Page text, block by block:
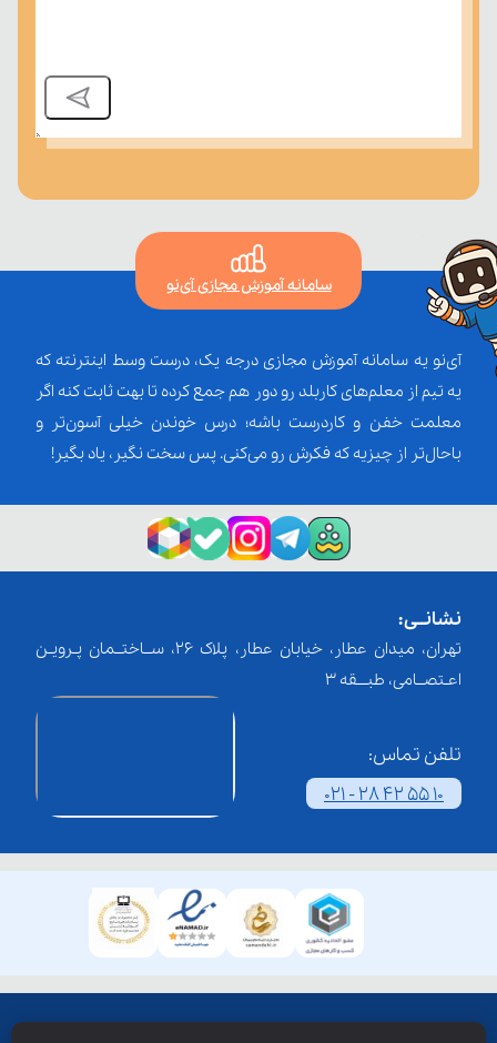
سامانه آموزش مجازی آی‌نو
آی‌نو یه سامانه آموزش مجازی درجه یک، درست وسط اینترنته که
یه تیم از معلم‌‌های کاربلد رو دور هم جمع کرده تا بهت ثابت کنه اگر
معلمت خفن و کاردرست باشه؛ درس خوندن خیلی آسون‌تر و
باحال‌تر از چیزیه که فکرش رو می‌کنی. پس سخت نگیر، یاد بگیر!
نشانــی:
تهران، میدان عطار، خیابان عطار، پلاک 26، ســاختــمان پـرویـن
اعـتصــامی، طبـــقه 3
تلفن تماس:
021 - 28 42 55 10